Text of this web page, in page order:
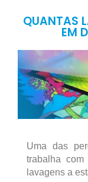
QUANTAS
EM
Uma das
trabalha
lavagens a